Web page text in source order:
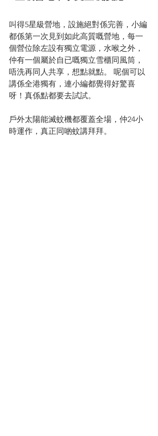
叫得5星級營地，設施絕對係完善，小編
都係第一次見到如此高質嘅營地，每一
個營位除左設有獨立電源，水喉之外，
仲有一個屬於自已嘅獨立雪櫃同風筒，
唔洗再同人共享，想點就點。 呢個可以
講係全港獨有，連小編都覺得好驚喜
呀！真係點都要去試試。
戶外太陽能滅蚊機都覆蓋全場，仲24小
時運作，真正同啲蚊講拜拜。